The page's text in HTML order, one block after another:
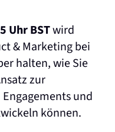
Uhr BSTwird
& Marketing bei
halten, wie Sie
zur
und
können.